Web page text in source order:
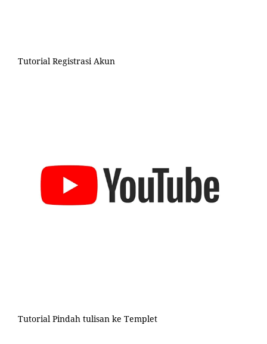
Tutorial Registrasi Akun
Tutorial Pindah tulisan ke Templet